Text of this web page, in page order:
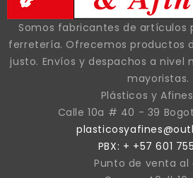
Somos fabricantes de artículos
ferretería. Ofrecemos productos
justo. Envíos y despachos a nivel
mayoristas.
Plásticos y Afines
Calle 10a # 40 - 39
PBX: + +57 601
Punto de venta al